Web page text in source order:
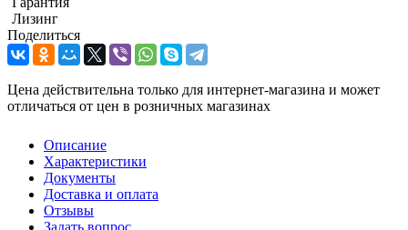
Лизинг
Поделиться
Цена действительна только для интернет-магазина и может
отличаться от цен в розничных магазинах
Описание
Характеристики
Документы
Доставка и оплата
Отзывы
Задать вопрос